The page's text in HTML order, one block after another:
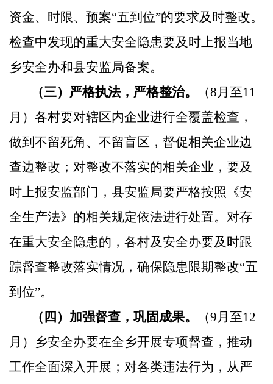
资金、时限、预案“五到位”的要求及时整改。
检查中发现的重大安全隐患要及时上报当地
乡安全办和县安监局备案。
（三）严格执法，严格整治。
（8月至11
月）各村要对辖区内企业进行全覆盖检查，
做到不留死角、不留盲区，督促相关企业边
查边整改；对整改不落实的相关企业，要及
时上报安监部门，县安监局要严格按照《安
全生产法》的相关规定依法进行处置。对存
在重大安全隐患的，各村及安全办要及时跟
踪督查整改落实情况，确保隐患限期整改“五
到位”。
（四）加强督查，巩固成果。
（9月至12
月）乡安全办要在全乡开展专项督查，推动
工作全面深入开展；对各类违法行为，从严